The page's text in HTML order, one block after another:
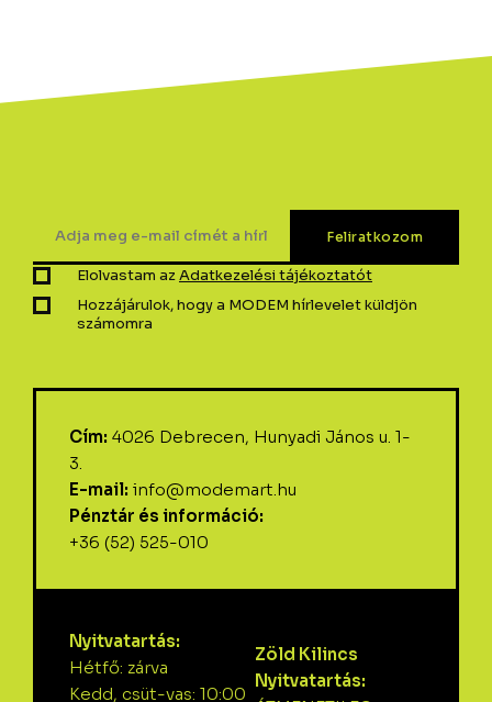
Elolvastam azAdatkezelési tájékoztatót
Hozzájárulok, hogy a MODEM hírlevelet küldjön
számomra
Cím: 4026 Debrecen, Hunyadi János u. 1-
3.
E-mail: info@modemart.hu
Pénztár és információ:
+36 (52) 525-010
Nyitvatartás:
Hétfő: zárva
Kedd, csüt-vas: 10:00
Zöld Kilincs
Nyitvatartás: